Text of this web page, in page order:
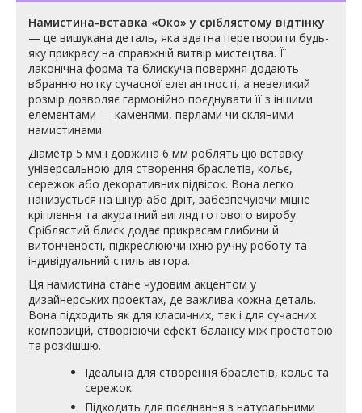
Намистина-вставка «Око» у сріблястому відтінку
— це вишукана деталь, яка здатна перетворити будь-
яку прикрасу на справжній витвір мистецтва. Її
лаконічна форма та блискуча поверхня додають
вбранню нотку сучасної елегантності, а невеликий
розмір дозволяє гармонійно поєднувати її з іншими
елементами — каменями, перлами чи скляними
намистинами.
Діаметр 5 мм і довжина 6 мм роблять цю вставку
універсальною для створення браслетів, кольє,
сережок або декоративних підвісок. Вона легко
нанизується на шнур або дріт, забезпечуючи міцне
кріплення та акуратний вигляд готового виробу.
Сріблястий блиск додає прикрасам глибини й
витонченості, підкреслюючи їхню ручну роботу та
індивідуальний стиль автора.
Ця намистина стане чудовим акцентом у
дизайнерських проектах, де важлива кожна деталь.
Вона підходить як для класичних, так і для сучасних
композицій, створюючи ефект балансу між простотою
та розкішшю.
Ідеальна для створення браслетів, кольє та
сережок.
Підходить для поєднання з натуральними